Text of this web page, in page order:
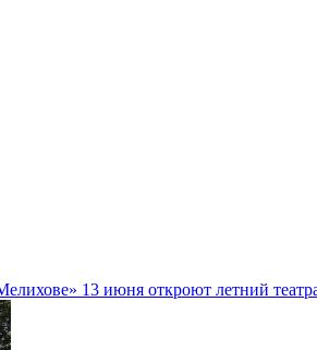
13 июня откроют летний